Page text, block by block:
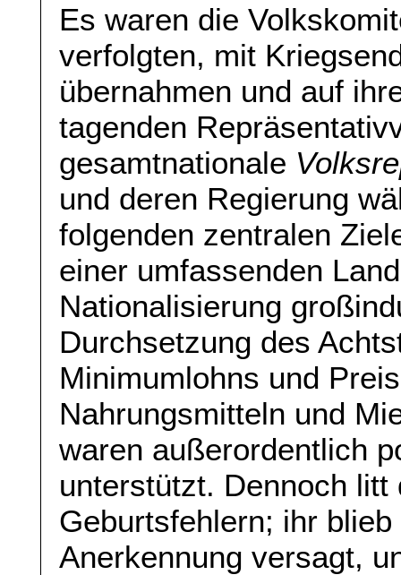
Es waren die
verfolgten, mit
übernahmen und auf
tagenden
gesamtnationale
und deren Regierung
folgenden zentralen
einer umfassenden
Nationalisierung
Durchsetzung des
Minimumlohns und
Nahrungsmitteln und
waren außerordentlich
unterstützt. Dennoch
Geburtsfehlern; ihr
Anerkennung versagt,